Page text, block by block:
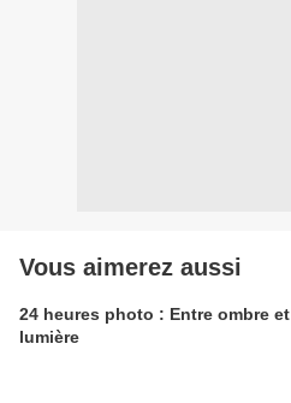
Vous aimerez aussi
24 heures photo : Entre ombre et
lumière